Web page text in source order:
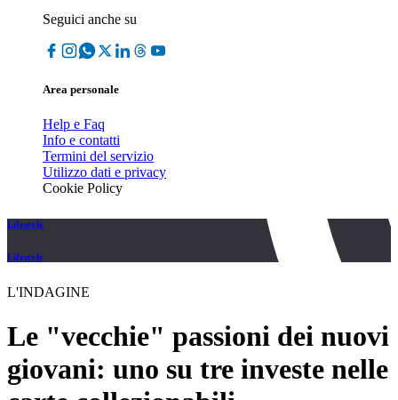
Seguici anche su
Area personale
Help e Faq
Info e contatti
Termini del servizio
Utilizzo dati e privacy
Cookie Policy
Lifestyle
Lifestyle
L'INDAGINE
Le "vecchie" passioni dei nuovi
giovani: uno su tre investe nelle